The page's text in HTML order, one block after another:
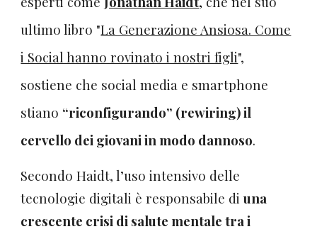
ultimo libro "La Generazione Ansiosa. Come
i Social hanno rovinato i nostri figli",
sostiene che social media e smartphone
stiano “riconfigurando” (rewiring) il
cervello dei giovani in modo dannoso.
Secondo Haidt, l’uso intensivo delle
tecnologie digitali è responsabile diuna
crescente crisi di salute mentale tra i